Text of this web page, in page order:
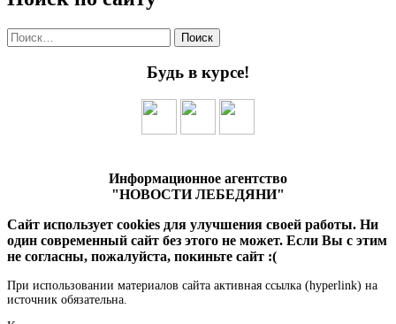
Найти:
Будь в курсе!
Информационное агентство
"НОВОСТИ ЛЕБЕДЯНИ"
Сайт использует cookies для улучшения своей работы. Ни
один современный сайт без этого не может. Если Вы с этим
не согласны, пожалуйста, покиньте сайт :(
При использовании материалов сайта активная ссылка (hyperlink) на
источник обязательна.